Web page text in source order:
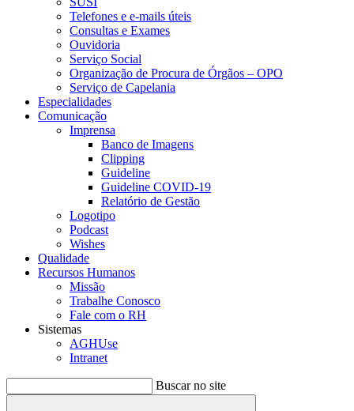
Telefones e e-mails úteis
Consultas e Exames
Ouvidoria
Serviço Social
Organização de Procura de Órgãos – OPO
Serviço de Capelania
Especialidades
Comunicação
Imprensa
Banco de Imagens
Clipping
Guideline
Guideline COVID-19
Relatório de Gestão
Logotipo
Podcast
Wishes
Qualidade
Recursos Humanos
Missão
Trabalhe Conosco
Fale com o RH
Sistemas
AGHUse
Intranet
Buscar no site